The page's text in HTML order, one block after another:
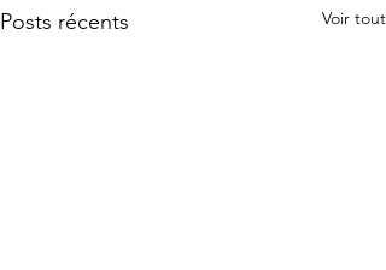
Posts récents Voir tout